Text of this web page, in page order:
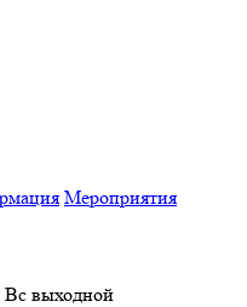
Мероприятия
Вс выходной